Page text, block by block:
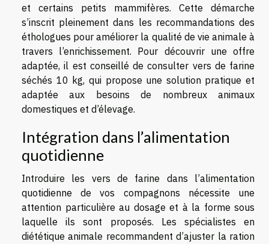
et certains petits mammifères. Cette démarche
s’inscrit pleinement dans les recommandations des
éthologues pour améliorer la qualité de vie animale à
travers l’enrichissement. Pour découvrir une offre
adaptée, il est conseillé de consulter vers de farine
séchés 10 kg, qui propose une solution pratique et
adaptée aux besoins de nombreux animaux
domestiques et d’élevage.
Intégration dans l’alimentation
quotidienne
Introduire les vers de farine dans l’alimentation
quotidienne de vos compagnons nécessite une
attention particulière au dosage et à la forme sous
laquelle ils sont proposés. Les spécialistes en
diététique animale recommandent d’ajuster la ration